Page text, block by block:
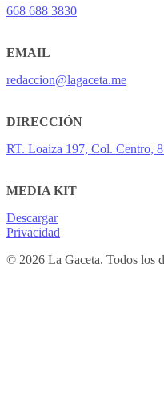
668 688 3830
EMAIL
redaccion@lagaceta.me
DIRECCIÓN
RT. Loaiza 197, Col. Centro,
MEDIA KIT
Descargar
Privacidad
© 2026 La Gaceta. Todos los